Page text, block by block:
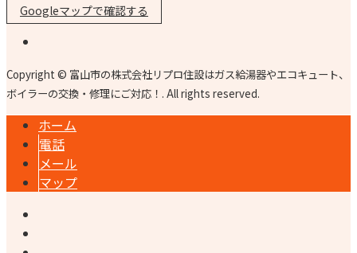
Googleマップで確認する
Copyright © 富山市の株式会社リプロ住設はガス給湯器やエコキュート、
ボイラーの交換・修理にご対応！. All rights reserved.
ホーム
電話
メール
マップ